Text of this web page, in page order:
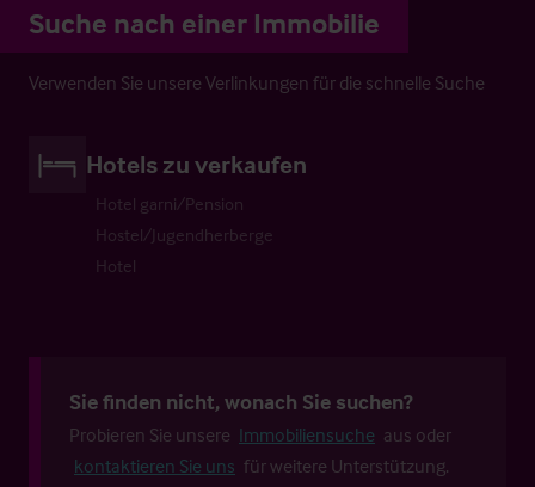
Suche nach einer Immobilie
Verwenden Sie unsere Verlinkungen für die schnelle Suche
Hotels zu verkaufen
Hotel garni/Pension
Hostel/Jugendherberge
Hotel
Sie finden nicht, wonach Sie suchen?
Probieren Sie unsere Immobiliensuche aus oder
kontaktieren Sie uns für weitere Unterstützung.